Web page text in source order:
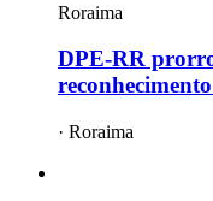
Roraima
DPE-RR
· Roraima